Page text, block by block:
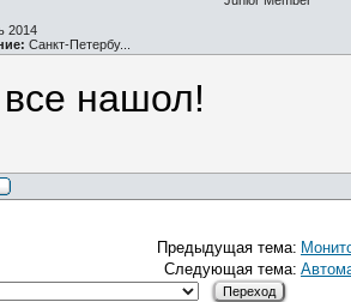
2014
Санкт-Петербу...
нашол!
Предыдущая тема:
Следующая тема: